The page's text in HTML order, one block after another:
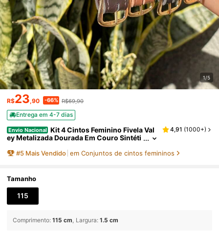
1/5
R$23,90 -66% R$69,90
Entrega em 4-7 dias
Envio Nacional Kit 4 Cintos Feminino Fivela Val
ey Metalizada Dourada Em Couro Sintéti
4,91 (1000+)
#5 Mais Vendido em Conjuntos de cintos femininos
Tamanho
115
Comprimento: 115 cm Largura: 1.5 cm